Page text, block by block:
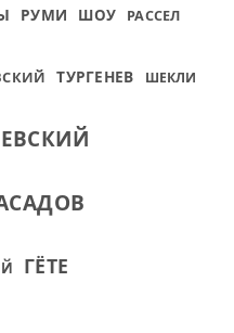
РУМИ ШОУ РАССЕЛ
ТУРГЕНЕВ ШЕКЛИ
ГЁТЕ